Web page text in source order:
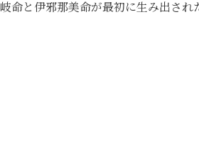
命と伊邪那美命が最初に生み出され